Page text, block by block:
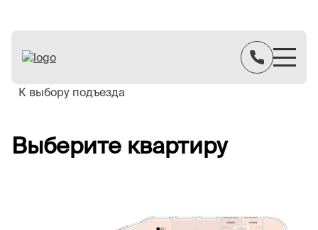
К выбору подъезда
Выберите квартиру